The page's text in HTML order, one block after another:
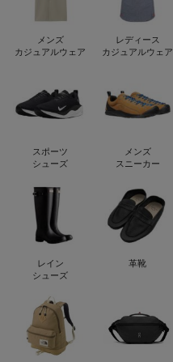
メンズ
カジュアルウェア
レディース
カジュアルウェア
スポーツ
シューズ
メンズ
スニーカー
レイン
シューズ
革靴